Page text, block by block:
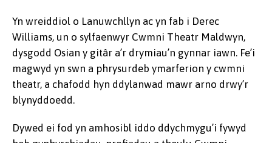
Yn wreiddiol o Lanuwchllyn ac yn fab i Derec
Williams, un o sylfaenwyr Cwmni Theatr Maldwyn,
dysgodd Osian y gitâr a’r drymiau’n gynnar iawn. Fe’i
magwyd yn swn a phrysurdeb ymarferion y cwmni
theatr, a chafodd hyn ddylanwad mawr arno drwy’r
blynyddoedd.
Dywed ei fod yn amhosibl iddo ddychmygu’i fywyd